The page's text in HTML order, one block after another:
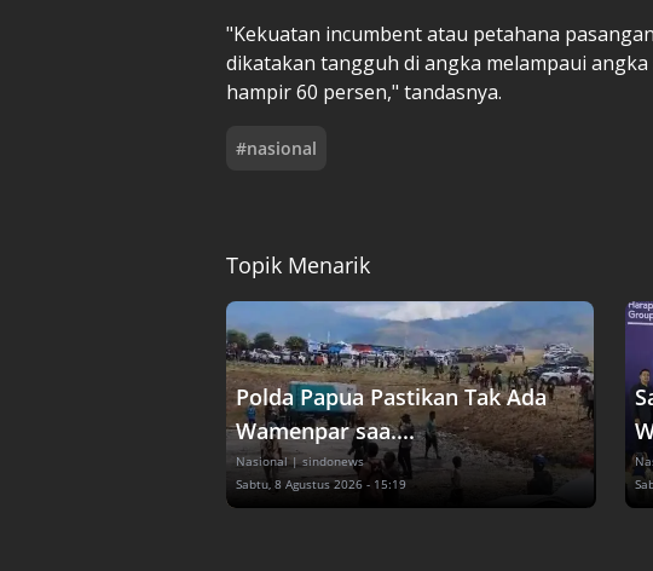
"Kekuatan incumbent atau petahana
dikatakan tangguh di angka melampaui
hampir 60 persen," tandasnya.
#nasional
Topik Menarik
Polda Papua Pastikan Tak Ada
Wamenpar saa....
Nasional | sindonews
Sabtu, 8 Agustus 2026 - 15:19